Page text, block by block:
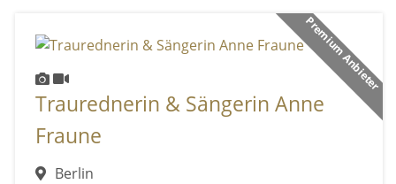
Premium Anbieter
Traurednerin & Sängerin Anne
Fraune
Berlin